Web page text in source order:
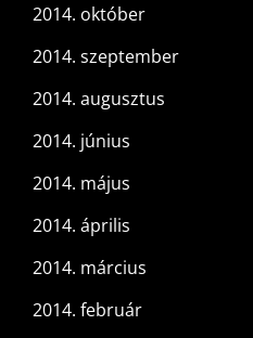
2014. október
2014. szeptember
2014. augusztus
2014. június
2014. május
2014. április
2014. március
2014. február